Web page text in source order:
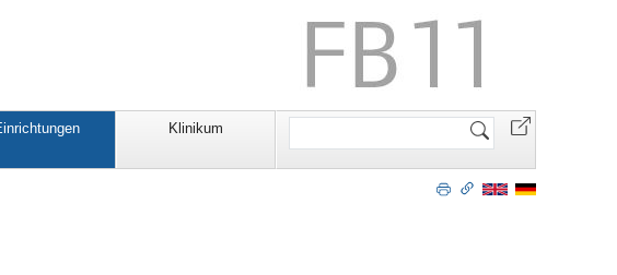
Klinikum
Website